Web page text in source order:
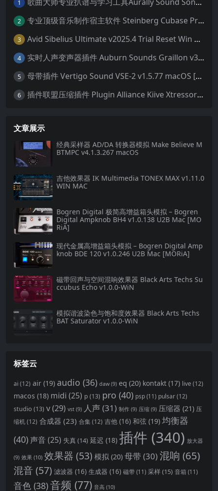
1
2 专业顶级音乐制作宿主软件 Steinberg Cubase Pro 14 v14.0.32 VR/R2R 原厂音源内含安装教程 [WiN MAC]（80GB+）
3 Avid Sibelius Ultimate v2025.4 Trial Reset Win 无限试用版 乐谱软件 西贝柳斯 MAC含音色库25G
4 实时人声变声器插件 Auburn Sounds Graillon v3.1.1 macOS
5 母带插件 Vertigo Sound VSE-2 v1.5.77 macOS [HCiSO]
6 插件联盟压缩插件 Plugin Alliance Kiive Xtressor v1.0.1 WIN MAC
文章展示
经典采样器 AD/DA 转换器模拟 Make Believe M
BTMPC v4.1.3.267 macOS
吉他效果器 IK Multimedia TONEX MAX v1.11.0
WIN MAC
Bogren Digital 极简高增益箱头模拟 – Bogren
Digital Ampknob BH4 v1.0.138 U2B Mac [MO
RiA]
现代金属高增益箱头模拟 – Bogren Digital Amp
knob BDE 120 v1.0.246 U2B Mac [MORiA]
磁带回声与空间混响效果器 Black Arts Techs Su
ccubus Echo v1.0.0-WiN
模拟谐波染色与饱和度效果器 Black Arts Techs
BAT Saturator v1.0.0-WiN
标签云
ai (12) air (19) audio (36) daw (9) eq (20) kontakt (17) live (12)
macos (18) midi (25) p (13) pro (40) psp (11) pulsar(12)
studio (13) v(29) vst (9) 人声(31) 制作 (9) 压缩 (9) 压缩器 (21) 压
缩机(12) 合成器 (23) 合集(12) 吉他 (16) 和弦 (19) 均衡器
(40) 声音(25) 失真(14) 延迟 (18) 插件 (340) 放大器
(9) 效果 (10) 效果器 (53) 模拟 (20) 母带 (30)混响 (65)
混音 (57) 滤波器 (16) 生成器 (16) 磁带 (11) 采样(15) 音箱 (11)
音色 (38)音频 (77) 音高 (10)